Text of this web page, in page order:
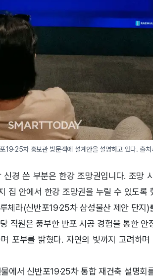
19·25차 홍보관 방문객에 설계안을 설명하고 있다. 출
경 쓴 부분은 한강 조망권입니다. 조망
집 안에서 한강 조망권을 누릴 수 있도록
체라(신반포19·25차 삼성물산 제안 단지)
직원은 풍부한 반포 시공 경험을 통한
포부를 밝혔다. 자연의 빛까지 고려하
에서 신반포19·25차 통합 재건축 설명회